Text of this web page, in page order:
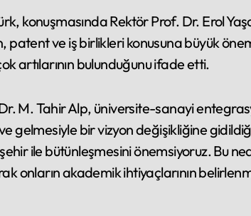
konuşmasında Rektör Prof. Dr. Erol
patent ve iş birlikleri konusuna büyük
artılarının bulunduğunu ifade etti.
M. Tahir Alp, üniversite-sanayi
gelmesiyle bir vizyon değişikliğine
ile bütünleşmesini önemsiyoruz. Bu
onların akademik ihtiyaçlarının